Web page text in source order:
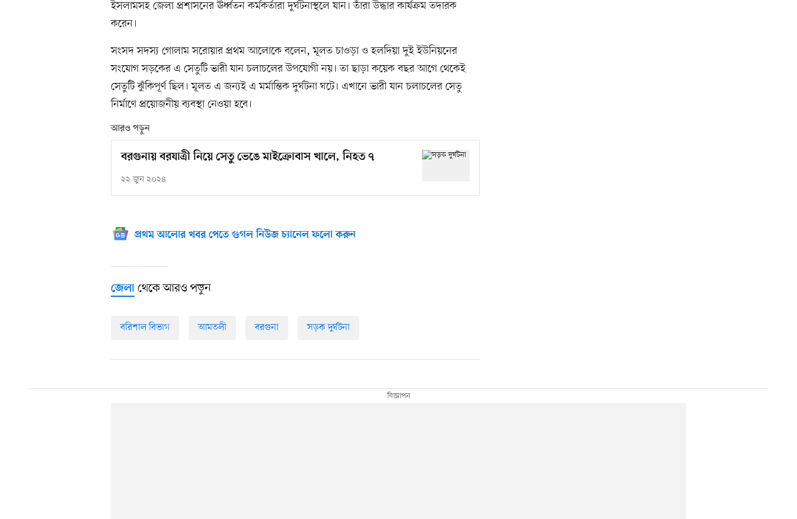
ইসলামসহ জেলা প্রশাসনের ঊর্ধ্বতন কর্মকর্তারা দুর্ঘটনাস্থলে যান। তাঁরা উদ্ধার কার্যক্রম তদারক
করেন।
সংসদ সদস্য গোলাম সরোয়ার প্রথম আলোকে বলেন, মূলত চাওড়া ও হলদিয়া দুই ইউনিয়নের
সংযোগ সড়কের এ সেতুটি ভারী যান চলাচলের উপযোগী নয়। তা ছাড়া কয়েক বছর আগে থেকেই
সেতুটি ঝুঁকিপূর্ণ ছিল। মূলত এ জন্যই এ মর্মান্তিক দুর্ঘটনা ঘটে। এখানে ভারী যান চলাচলের সেতু
নির্মাণে প্রয়োজনীয় ব্যবস্থা নেওয়া হবে।
আরও পড়ুন
বরগুনায় বরযাত্রী নিয়ে সেতু ভেঙে মাইক্রোবাস খালে, নিহত ৭
২২ জুন ২০২৪
প্রথম আলোর খবর পেতে গুগল নিউজ চ্যানেল ফলো করুন
জেলা থেকে আরও পড়ুন
বরিশাল বিভাগ আমতলী বরগুনা সড়ক দুর্ঘটনা